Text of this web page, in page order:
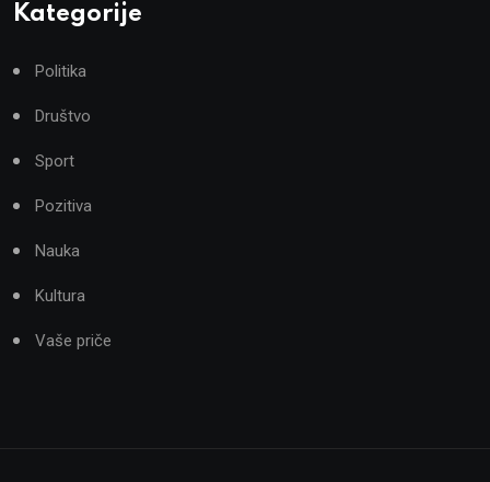
Kategorije
Politika
Društvo
Sport
Pozitiva
Nauka
Kultura
Vaše priče